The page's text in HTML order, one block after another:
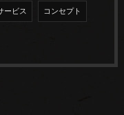
ービス コンセプト